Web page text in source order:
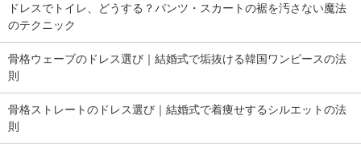
ドレスでトイレ、どうする？パンツ・スカートの裾を汚さない魔法
のテクニック
骨格ウェーブのドレス選び｜結婚式で垢抜ける韓国ワンピースの法
則
骨格ストレートのドレス選び｜結婚式で着痩せするシルエットの法
則